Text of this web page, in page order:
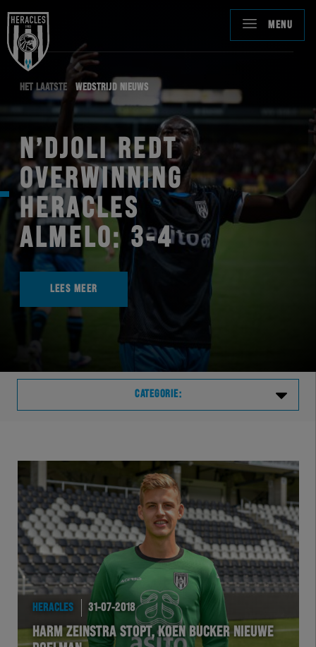
MENU
HET LAATSTE WEDSTRIJD NIEUWS
N’DJOLI REDT
OVERWINNING
HERACLES
ALMELO: 3-4
LEES MEER
CATEGORIE:
TELHER
HERVOL
HEREXC
EXCHER
HERACLES 31-07-2018
HARM ZEINSTRA STOPT, KOEN BUCKER NIEUWE